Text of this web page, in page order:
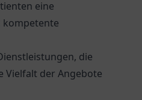
eine
kompetente
die
Vielfalt der Angebote